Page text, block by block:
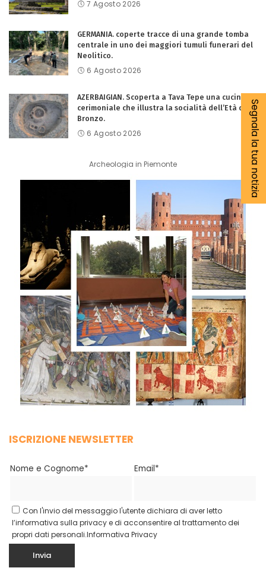
7 Agosto 2026
GERMANIA. coperte tracce di una grande tomba
centrale in uno dei maggiori tumuli funerari del
Neolitico.
6 Agosto 2026
AZERBAIGIAN. Scoperta a Tava Tepe una cucina
cerimoniale che illustra la socialità dell’Età del
Bronzo.
6 Agosto 2026
Archeologia in Piemonte
ISCRIZIONE NEWSLETTER
Nome e Cognome* Email*
Con l'invio del messaggio l'utente dichiara di aver letto
l’informativa sulla privacy e di acconsentire al trattamento dei
propri dati personali.Informativa Privacy
Segnala la tua notizia